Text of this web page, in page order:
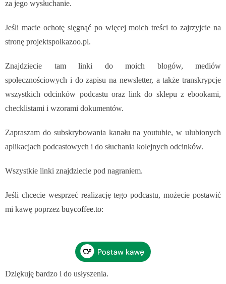
za jego wysłuchanie.
Jeśli macie ochotę sięgnąć po więcej moich treści to zajrzyjcie na
stronę projektspolkazoo.pl.
Znajdziecie tam linki do moich blogów, mediów
społecznościowych i do zapisu na newsletter, a także transkrypcje
wszystkich odcinków podcastu oraz link do sklepu z ebookami,
checklistami i wzorami dokumentów.
Zapraszam do subskrybowania kanału na youtubie, w ulubionych
aplikacjach podcastowych i do słuchania kolejnych odcinków.
Wszystkie linki znajdziecie pod nagraniem.
Jeśli chcecie wesprzeć realizację tego podcastu, możecie postawić
mi kawę poprzez buycoffee.to:
Dziękuję bardzo i do usłyszenia.